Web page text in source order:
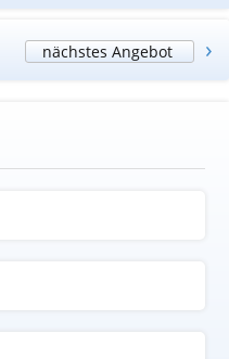
nächstes Angebot ›